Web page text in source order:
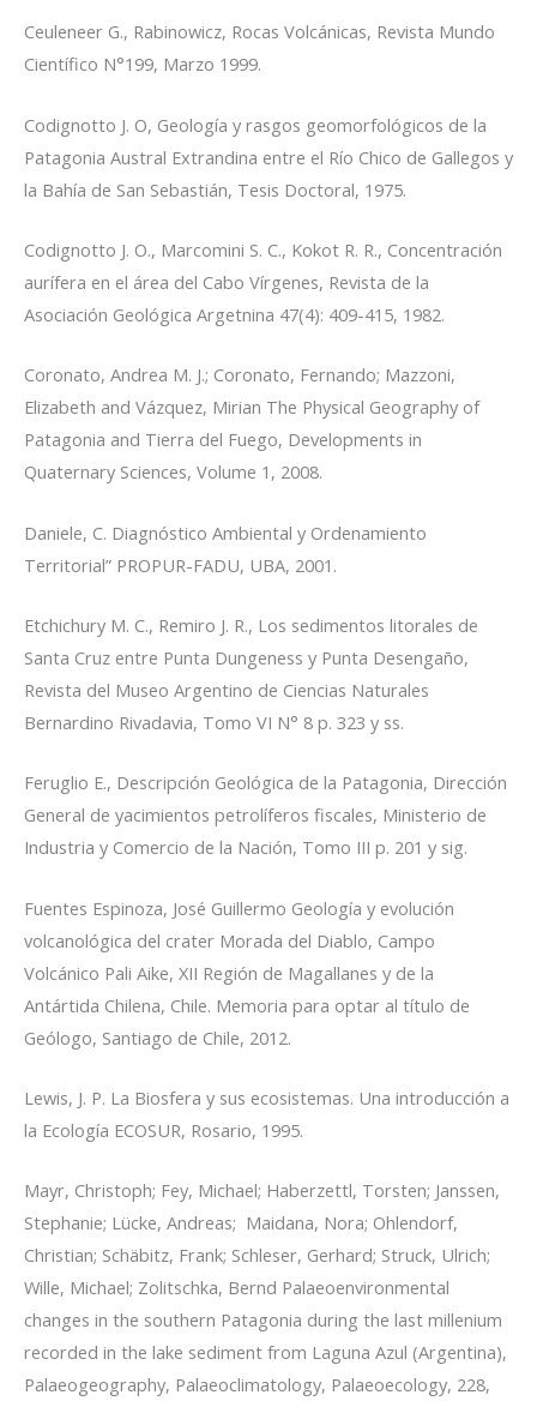
Ceuleneer G., Rabinowicz, Rocas Volcánicas, Revista Mundo
Científico N°199, Marzo 1999.
Codignotto J. O, Geología y rasgos geomorfológicos de la
Patagonia Austral Extrandina entre el Río Chico de Gallegos y
la Bahía de San Sebastián, Tesis Doctoral, 1975.
Codignotto J. O., Marcomini S. C., Kokot R. R., Concentración
aurífera en el área del Cabo Vírgenes, Revista de la
Asociación Geológica Argetnina 47(4): 409-415, 1982.
Coronato, Andrea M. J.; Coronato, Fernando; Mazzoni,
Elizabeth and Vázquez, Mirian The Physical Geography of
Patagonia and Tierra del Fuego, Developments in
Quaternary Sciences, Volume 1, 2008.
Daniele, C. Diagnóstico Ambiental y Ordenamiento
Territorial” PROPUR-FADU, UBA, 2001.
Etchichury M. C., Remiro J. R., Los sedimentos litorales de
Santa Cruz entre Punta Dungeness y Punta Desengaño,
Revista del Museo Argentino de Ciencias Naturales
Bernardino Rivadavia, Tomo VI N° 8 p. 323 y ss.
Feruglio E., Descripción Geológica de la Patagonia, Dirección
General de yacimientos petrolíferos fiscales, Ministerio de
Industria y Comercio de la Nación, Tomo III p. 201 y sig.
Fuentes Espinoza, José Guillermo Geología y evolución
volcanológica del crater Morada del Diablo, Campo
Volcánico Pali Aike, XII Región de Magallanes y de la
Antártida Chilena, Chile. Memoria para optar al título de
Geólogo, Santiago de Chile, 2012.
Lewis, J. P. La Biosfera y sus ecosistemas. Una introducción a
la Ecología ECOSUR, Rosario, 1995.
Mayr, Christoph; Fey, Michael; Haberzettl, Torsten; Janssen,
Stephanie; Lücke, Andreas; Maidana, Nora; Ohlendorf,
Christian; Schäbitz, Frank; Schleser, Gerhard; Struck, Ulrich;
Wille, Michael; Zolitschka, Bernd Palaeoenvironmental
changes in the southern Patagonia during the last millenium
recorded in the lake sediment from Laguna Azul (Argentina),
Palaeogeography, Palaeoclimatology, Palaeoecology, 228,